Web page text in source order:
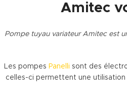
Amitec
Pompe tuyau variateur Amitec est
Les pompes Panelli sont des
celles-ci permettent une utilisation